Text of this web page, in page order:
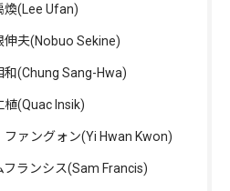
煥(Lee Ufan)
伸夫(Nobuo Sekine)
和(Chung Sang-Hwa)
植(Quac Insik)
ファングォン(Yi Hwan Kwon)
フランシス(Sam Francis)